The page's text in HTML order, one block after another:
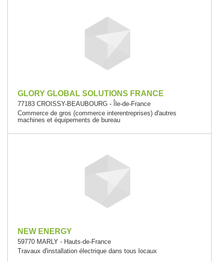
GLORY GLOBAL SOLUTIONS FRANCE
77183 CROISSY-BEAUBOURG - Île-de-France
Commerce de gros (commerce interentreprises) d'autres
machines et équipements de bureau
NEW ENERGY
59770 MARLY - Hauts-de-France
Travaux d'installation électrique dans tous locaux